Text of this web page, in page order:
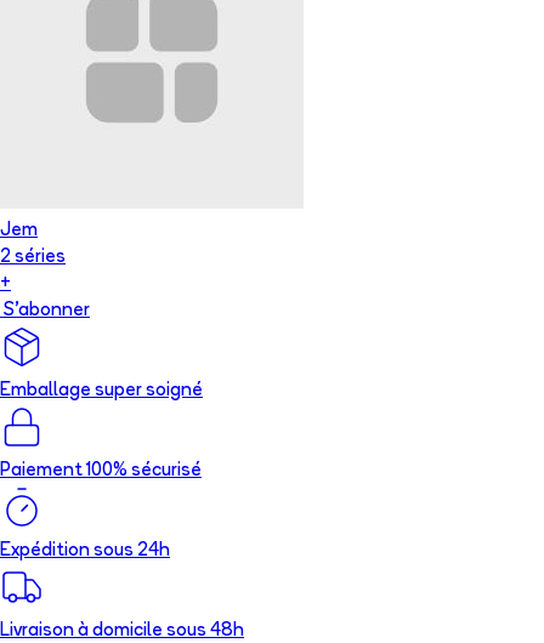
Jem
2 séries
+
S'abonner
Emballage super soigné
Paiement 100% sécurisé
Expédition sous 24h
Livraison à domicile sous 48h